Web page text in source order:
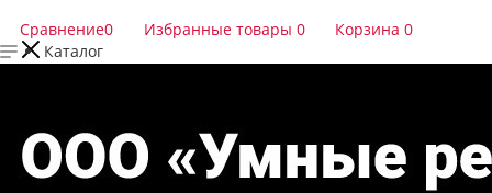
Сравнение0 Избранные товары 0 Корзина 0
Каталог